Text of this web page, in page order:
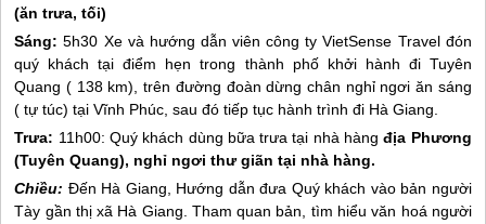
(ăn trưa, tối)
Sáng: 5h30 Xe và hướng dẫn viên công ty VietSense Travel đón
quý khách tại điểm hẹn trong thành phố khởi hành đi Tuyên
Quang ( 138 km), trên đường đoàn dừng chân nghỉ ngơi ăn sáng
( tự túc) tại Vĩnh Phúc, sau đó tiếp tục hành trình đi Hà Giang
Trưa: 11h00: Quý khách dùng bữa trưa tại nhà hàng địa Phương
(Tuyên Quang), nghỉ ngơi thư giãn tại nhà hàng.
Chiều: Đến Hà Giang , Hướng dẫn đưa Quý khách vào bản người
Tày gần thị xã Hà Giang . Tham quan bản, tìm hiểu văn hoá người